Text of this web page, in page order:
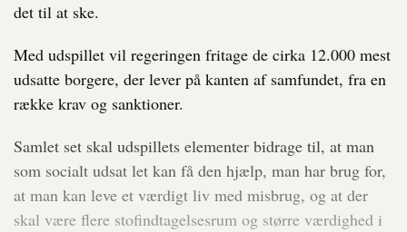
det til at ske.
Med udspillet vil regeringen fritage de cirka 12.000 mest
udsatte borgere, der lever på kanten af samfundet, fra en
række krav og sanktioner.
Samlet set skal udspillets elementer bidrage til, at man
som socialt udsat let kan få den hjælp, man har brug for,
at man kan leve et værdigt liv med misbrug, og at der
skal være flere stofindtagelsesrum og større værdighed i